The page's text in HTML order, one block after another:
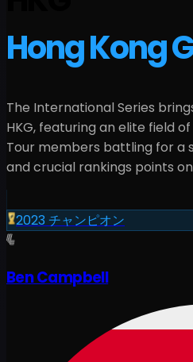
Hong Kong
The International Series
HKG, featuring an elite field
Tour members battling for a
and crucial rankings points
2023 チャンピオン
Ben Campbell